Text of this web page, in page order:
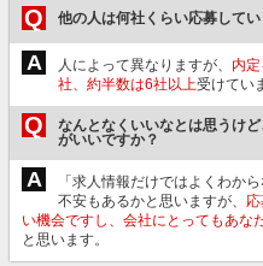
Q 他の人は何社くらい応募してい
A 人によって異なりますが、 内
社、約半数は6社以上受けてい
Q
なんとなくいいなとは思うけ
がいいですか？
A
「求人情報だけではよくわか
不安もあるかと思いますが、
い機会ですし、会社にとってもあな
と思います。